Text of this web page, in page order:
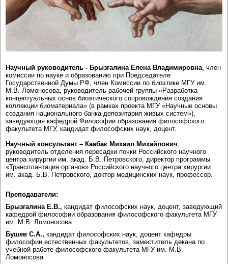
Научный руководитель - Брызгалина Елена Владимировна, член
комиссии по науке и образованию при Председателе
Государственной Думы РФ, член Комиссии по биоэтике МГУ им.
М.В. Ломоносова, руководитель рабочей группы «Разработка
концептуальных основ биоэтического сопровождения создания
коллекции биоматериала» (в рамках проекта МГУ «Научные основы
создания национального банка-депозитария живых систем»),
заведующая кафедрой Философии образования философского
факультета МГУ, кандидат философских наук, доцент.
Научный консультант – Каабак Михаил Михайлович,
руководитель отделения пересадки почки Российского научного
центра хирургии им. акад. Б.В. Петровского, директор программы
«Трансплантация органов» Российского научного центра хирургии
им. акад. Б.В. Петровского, доктор медицинских наук, профессор.
Преподаватели:
Брызгалина Е.В., кандидат философских наук, доцент, заведующий
кафедрой философии образования философского факультета МГУ
им. М.В. Ломоносова
Бушев С.А., кандидат философских наук, доцент кафедры
философии естественных факультетов, заместитель декана по
учебной работе философского факультета МГУ им. М.В.
Ломоносова